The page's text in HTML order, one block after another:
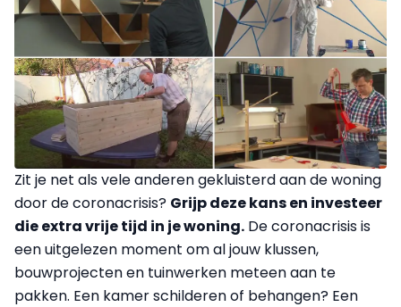
Zit je net als vele anderen gekluisterd aan de woning
door de coronacrisis? Grijp deze kans en investeer
die extra vrije tijd in je woning. De coronacrisis is
een uitgelezen moment om al jouw klussen,
bouwprojecten en tuinwerken meteen aan te
pakken. Een kamer schilderen of behangen? Een